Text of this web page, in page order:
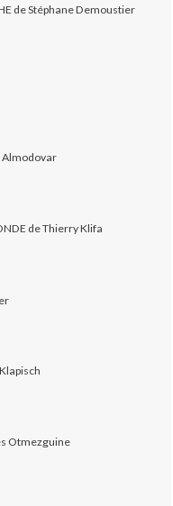
de Stéphane Demoustier
Almodovar
de Thierry Klifa
Otmezguine